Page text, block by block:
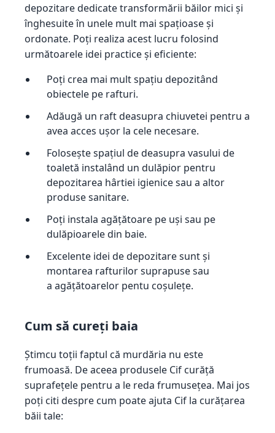
depozitare dedicate transformării băilor mici și
înghesuite în unele mult mai spațioase și
ordonate. Poți realiza acest lucru folosind
următoarele idei practice și eficiente:
Poți crea mai mult spațiu depozitând
obiectele pe rafturi.
Adăugă un raft deasupra chiuvetei pentru a
avea acces ușor la cele necesare.
Folosește spațiul de deasupra vasului de
toaletă instalând un dulăpior pentru
depozitarea hârtiei igienice sau a altor
produse sanitare.
Poți instala agățătoare pe uși sau pe
dulăpioarele din baie.
Excelente idei de depozitare sunt și
montarea rafturilor suprapuse sau
a agățătoarelor pentu coșulețe.
Cum să cureți baia
Știmcu toții faptul că murdăria nu este
frumoasă. De aceea produsele Cif curăță
suprafețele pentru a le reda frumusețea. Mai jos
poți citi despre cum poate ajuta Cif la curățarea
băii tale: